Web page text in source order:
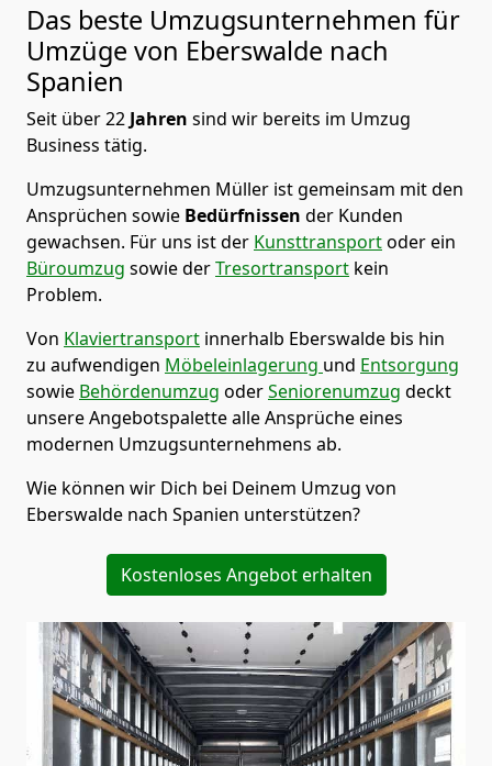
Das beste Umzugsunternehmen für
Umzüge von Eberswalde nach
Spanien
Seit über22 Jahren sind wir bereits im Umzug
Business tätig.
Umzugsunternehmen Müller ist gemeinsam mit den
Ansprüchen sowie Bedürfnissen der Kunden
gewachsen. Für uns ist der Kunsttransportoder ein
Büroumzug sowie derTresortransport kein
Problem.
Von Klaviertransport innerhalb Eberswalde bis hin
zu aufwendigen Möbeleinlagerung und Entsorgung
sowie Behördenumzug oderSeniorenumzug deckt
unsere Angebotspalette alle Ansprüche eines
modernen Umzugsunternehmens ab.
Wie können wir Dich bei Deinem Umzug von
Eberswalde nach Spanien unterstützen?
Kostenloses Angebot erhalten